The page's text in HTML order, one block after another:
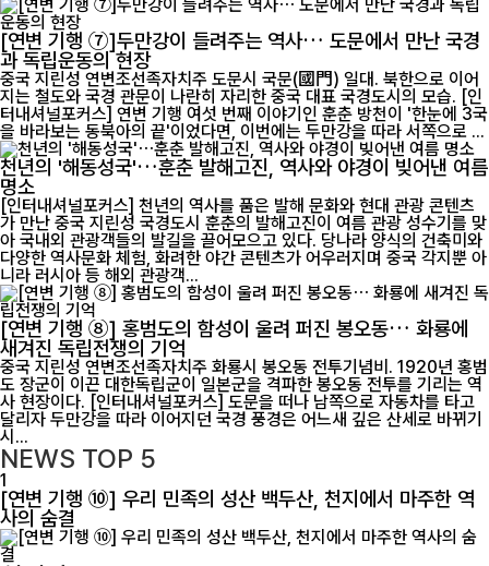
[연변 기행 ⑦]두만강이 들려주는 역사… 도문에서 만난 국경
과 독립운동의 현장
중국 지린성 연변조선족자치주 도문시 국문(國門) 일대. 북한으로 이어
지는 철도와 국경 관문이 나란히 자리한 중국 대표 국경도시의 모습. [인
터내셔널포커스] 연변 기행 여섯 번째 이야기인 훈춘 방천이 '한눈에 3국
을 바라보는 동북아의 끝'이었다면, 이번에는 두만강을 따라 서쪽으로 ...
천년의 '해동성국'…훈춘 발해고진, 역사와 야경이 빚어낸 여름
명소
[인터내셔널포커스] 천년의 역사를 품은 발해 문화와 현대 관광 콘텐츠
가 만난 중국 지린성 국경도시 훈춘의 발해고진이 여름 관광 성수기를 맞
아 국내외 관광객들의 발길을 끌어모으고 있다. 당나라 양식의 건축미와
다양한 역사문화 체험, 화려한 야간 콘텐츠가 어우러지며 중국 각지뿐 아
니라 러시아 등 해외 관광객...
[연변 기행 ⑧] 홍범도의 함성이 울려 퍼진 봉오동… 화룡에
새겨진 독립전쟁의 기억
중국 지린성 연변조선족자치주 화룡시 봉오동 전투기념비. 1920년 홍범
도 장군이 이끈 대한독립군이 일본군을 격파한 봉오동 전투를 기리는 역
사 현장이다. [인터내셔널포커스] 도문을 떠나 남쪽으로 자동차를 타고
달리자 두만강을 따라 이어지던 국경 풍경은 어느새 깊은 산세로 바뀌기
시...
NEWS TOP 5
1
[연변 기행 ⑩] 우리 민족의 성산 백두산, 천지에서 마주한 역
사의 숨결